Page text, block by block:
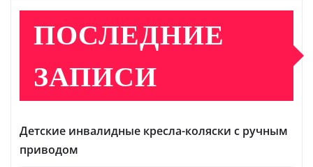
ПОСЛЕДНИЕ
ЗАПИСИ
Детские инвалидные кресла-коляски с ручным
приводом